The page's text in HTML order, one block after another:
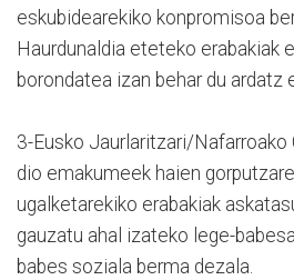
eskubidearekiko konpromisoa
Haurdunaldia eteteko erabakiak
borondatea izan behar du ardatz
3-Eusko Jaurlaritzari/Nafarroako
dio emakumeek haien
ugalketarekiko erabakiak
gauzatu ahal izateko lege-
babes soziala berma dezala.